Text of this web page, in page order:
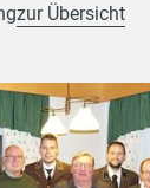
zur Übersicht